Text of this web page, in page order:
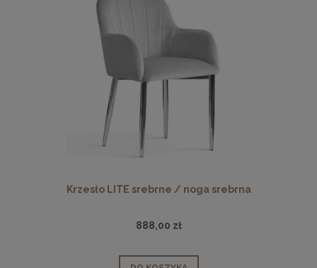
Krzesło LITE srebrne / noga srebrna
888,00 zł